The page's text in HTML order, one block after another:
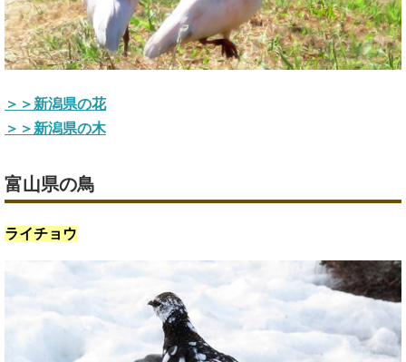
＞＞新潟県の花
＞＞新潟県の木
富山県の鳥
ライチョウ